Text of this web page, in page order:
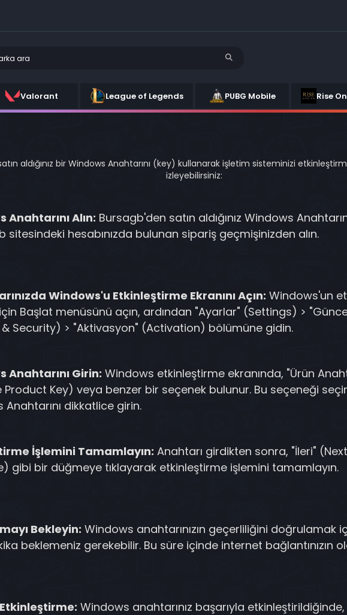
Valorant League of Legends PUBG Mobile Rise
aldığınız bir Windows Anahtarını (key) kullanarak işletim sisteminizi
izleyebilirsiniz:
Anahtarını Alın: Bursagb'den satın aldığınız Windows
sitesindeki hesabınızda bulunan sipariş geçmişinizden alın.
Windows'u Etkinleştirme Ekranını Açın: Windows'un
Başlat menüsünü açın, ardından "Ayarlar" (Settings) >
Security) > "Aktivasyon" (Activation) bölümüne gidin.
Anahtarını Girin: Windows etkinleştirme ekranında, "Ürün
Product Key) veya benzer bir seçenek bulunur. Bu seçeneği
Anahtarını dikkatlice girin.
İşlemini Tamamlayın: Anahtarı girdikten sonra, "İleri"
gibi bir düğmeye tıklayarak etkinleştirme işlemini tamamlayın.
Bekleyin: Windows anahtarınızın geçerliliğini doğrulamak
beklemeniz gerekebilir. Bu süre içinde internet bağlantınızın
Etkinleştirme: Windows anahtarınız başarıyla